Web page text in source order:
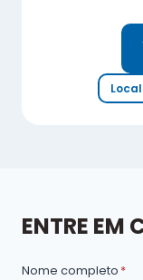
ENTRE EM
Nome completo *